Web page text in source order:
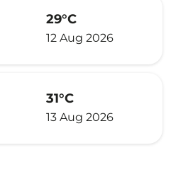
29°C
12 Aug 2026
31°C
13 Aug 2026